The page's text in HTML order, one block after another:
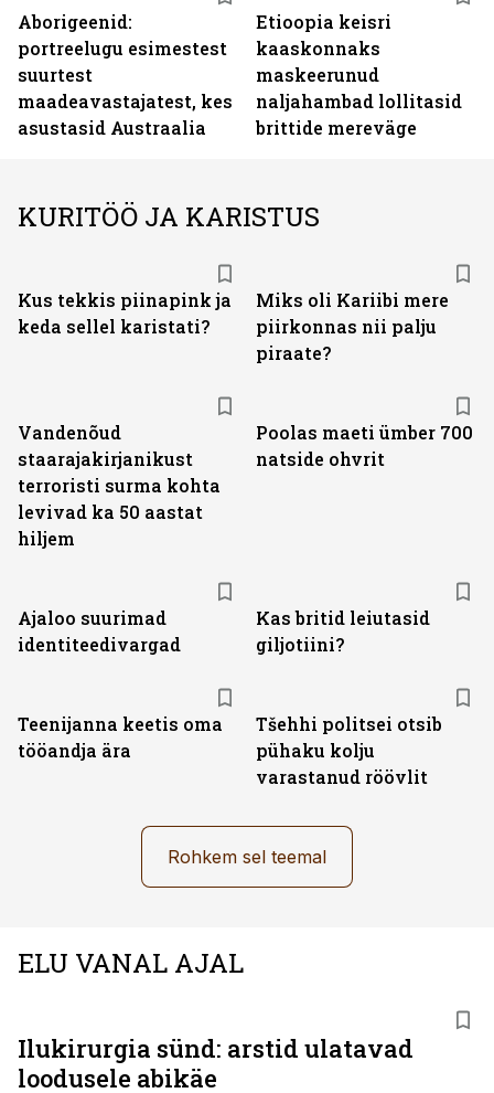
Aborigeenid:
portreelugu esimestest
suurtest
maadeavastajatest, kes
asustasid Austraalia
Etioopia keisri
kaaskonnaks
maskeerunud
naljahambad lollitasid
brittide mereväge
KURITÖÖ JA KARISTUS
Kus tekkis piinapink ja
keda sellel karistati?
Miks oli Kariibi mere
piirkonnas nii palju
piraate?
Vandenõud
staarajakirjanikust
terroristi surma kohta
levivad ka 50 aastat
hiljem
Poolas maeti ümber 700
natside ohvrit
Ajaloo suurimad
identiteedivargad
Kas britid leiutasid
giljotiini?
Teenijanna keetis oma
tööandja ära
Tšehhi politsei otsib
pühaku kolju
varastanud röövlit
Rohkem sel teemal
ELU VANAL AJAL
Ilukirurgia sünd: arstid ulatavad
loodusele abikäe